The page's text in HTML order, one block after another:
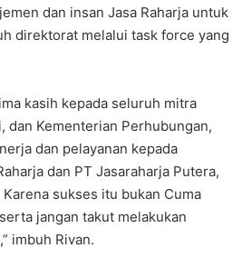
dan insan Jasa Raharja untuk
direktorat melalui task force yang
kasih kepada seluruh mitra
dan Kementerian Perhubungan,
dan pelayanan kepada
dan PT Jasaraharja Putera,
sukses itu bukan Cuma
jangan takut melakukan
imbuh Rivan.